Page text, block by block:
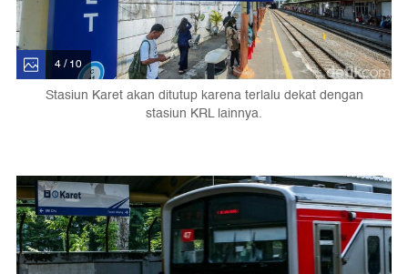
4 / 10
Stasiun Karet akan ditutup karena terlalu dekat dengan
stasiun KRL lainnya.